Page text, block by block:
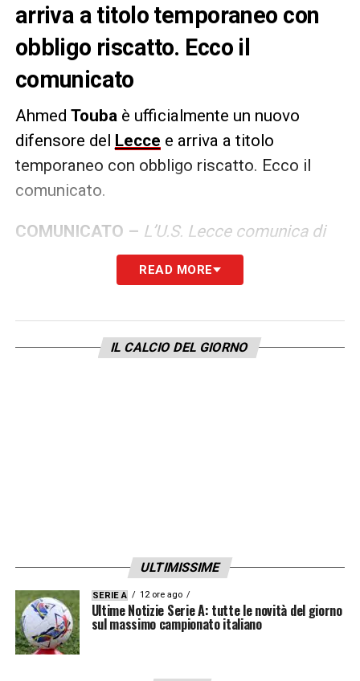
arriva a titolo temporaneo con
obbligo riscatto. Ecco il
comunicato
Ahmed Touba è ufficialmente un nuovo
difensore del Lecce e arriva a titolo
temporaneo con obbligo riscatto. Ecco il
comunicato.
COMUNICATO – L’U.S. Lecce comunica di
aver acquisito, a titolo temporaneo con
obbligo di riscatto al concretizzarsi di alcune
Başakşehir Futbol. Il difensore belga
READ MORE
IL CALCIO DEL GIORNO
ULTIMISSIME
SERIE A 12 ore ago
Ultime Notizie Serie A: tutte le novità del giorno
sul massimo campionato italiano